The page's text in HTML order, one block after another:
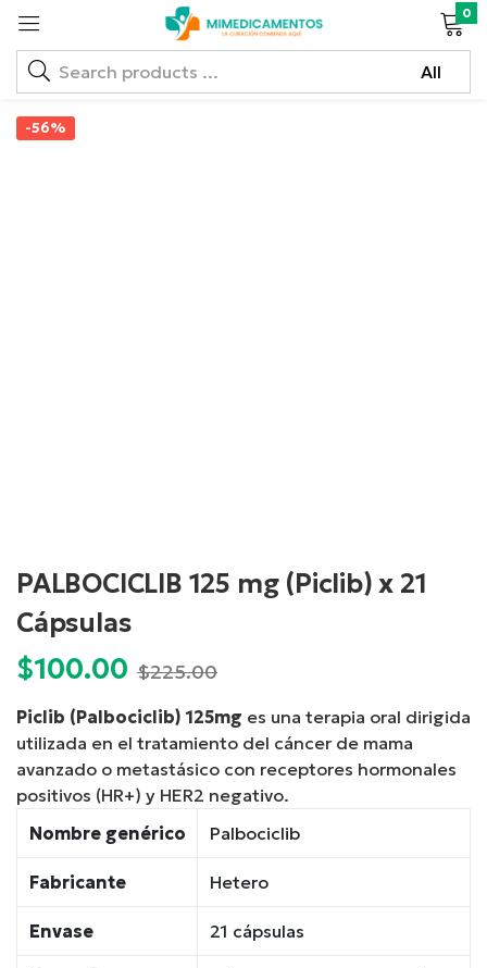
0
-56%
PALBOCICLIB 125 mg (Piclib) x 21
Cápsulas
$100.00 Current
is:
$100.00.
$225.00Original
was:
$225.00.
Piclib (Palbociclib) 125mg es una terapia oral dirigida
utilizada en el tratamiento del cáncer de mama
avanzado o metastásico con receptores hormonales
positivos (HR+) y HER2 negativo.
Nombre genérico
Palbociclib
Fabricante Hetero
Envase 21 cápsulas